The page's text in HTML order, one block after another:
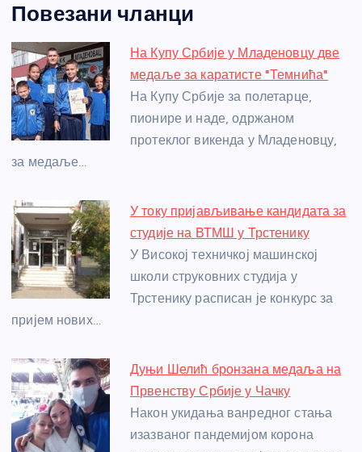
c
e
b
o
o
k
ss
e
n
g
er
itt
er
er at
s
A
p
p
a
g
e
e
st
e
Повезани чланци
На Купу Србије у Младеновцу две
медаље за каратисте "Темнића"
На Купу Србије за полетарце,
пионире и наде, одржаном
протеклог викенда у Младеновцу,
за медаље…
У току пријављивање кандидата за
студије на ВТМШ у Трстенику
У Високој техничкој машинској
школи струковних студија у
Трстенику расписан је конкурс за
пријем нових…
Дуњи Шелић бронзана медаља на
Првенству Србије у Чачку
Након укидања ванредног стања
изазваног пандемијом корона